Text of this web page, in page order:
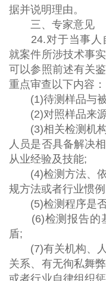
据并说明理由。
三、专家意见
24.对于当事人
就案件所涉技术事
可以参照前述有关
重点审查以下内容：
(1)待测样品与被
(2)对照样品来源
(3)相关检测机构
人员是否具备解决
从业经验及技能;
(4)检测方法、依
规方法或者行业惯
(5)检测程序是否
(6)检测报告的基
盾;
(7)有关机构、人
关系、有无徇私舞
或者行业自律组织